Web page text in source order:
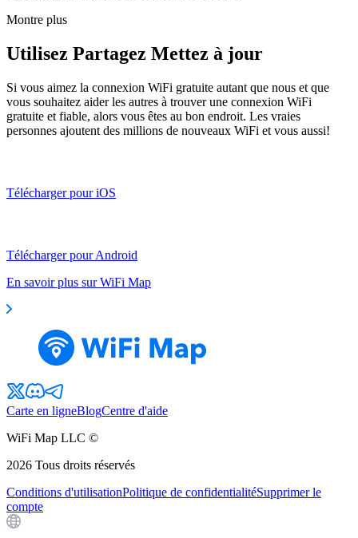
Montre plus
Utilisez Partagez Mettez à jour
Si vous aimez la connexion WiFi gratuite autant que nous et que
vous souhaitez aider les autres à trouver une connexion WiFi
gratuite et fiable, alors vous êtes au bon endroit. Les vraies
personnes ajoutent des millions de nouveaux WiFi et vous aussi!
Télécharger pour iOS
Télécharger pour Android
En savoir plus sur WiFi Map
Carte en ligneBlogCentre d'aide
WiFi Map LLC ©
2026 Tous droits réservés
Conditions d'utilisationPolitique de confidentialitéSupprimer le
compte